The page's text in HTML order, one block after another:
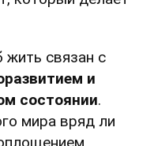
жить связан с
и
состоянии.
мира вряд ли